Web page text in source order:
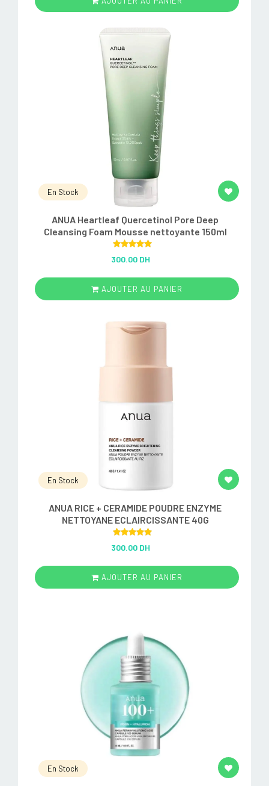
En Stock
ANUA Heartleaf Quercetinol Pore Deep
Cleansing Foam Mousse nettoyante 150ml
out of 5
300.00 DH
AJOUTER AU PANIER
En Stock
ANUA RICE + CERAMIDE POUDRE ENZYME
NETTOYANE ECLAIRCISSANTE 40G
out of 5
300.00 DH
AJOUTER AU PANIER
En Stock